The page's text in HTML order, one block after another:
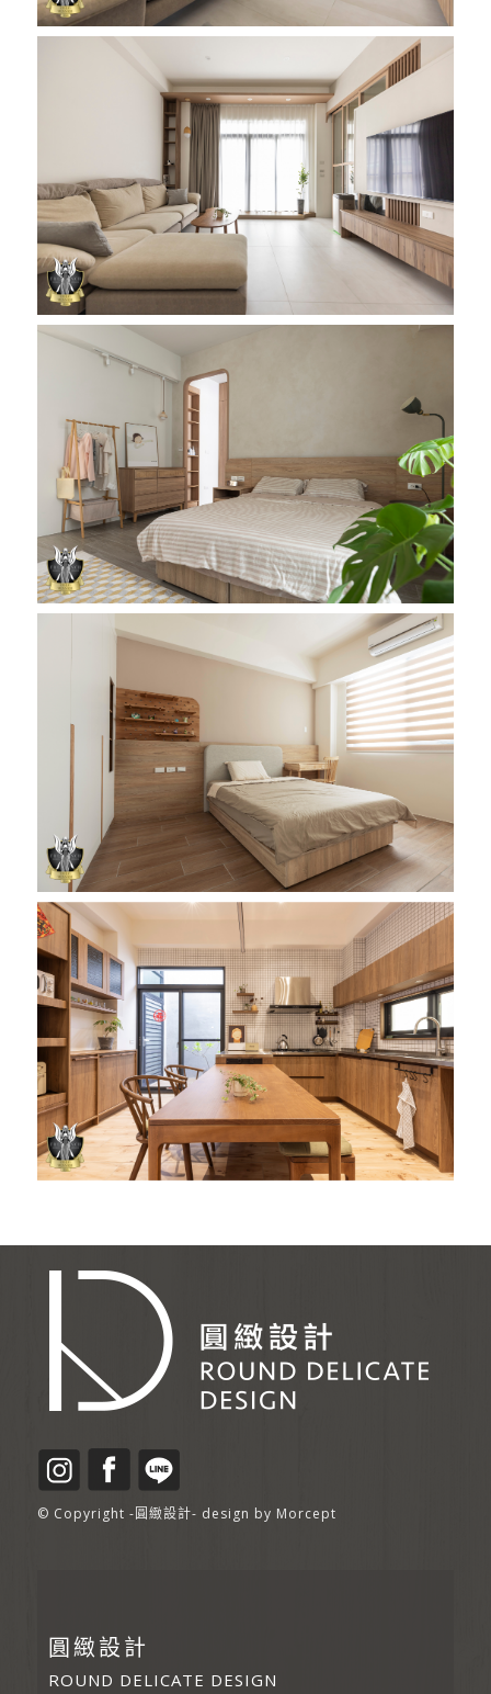
© Copyright -圓緻設計- design by Morcept
圓緻設計
ROUND DELICATE DESIGN